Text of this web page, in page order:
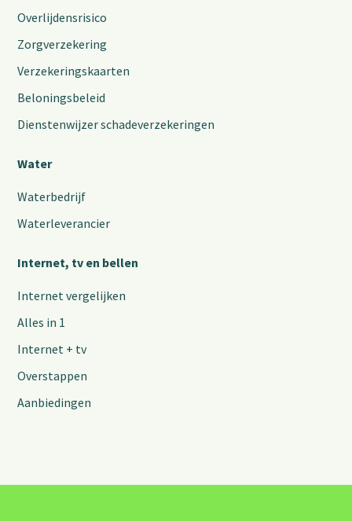
Overlijdensrisico
Zorgverzekering
Verzekeringskaarten
Beloningsbeleid
Dienstenwijzer schadeverzekeringen
Water
Waterbedrijf
Waterleverancier
Internet, tv en bellen
Internet vergelijken
Alles in 1
Internet + tv
Overstappen
Aanbiedingen